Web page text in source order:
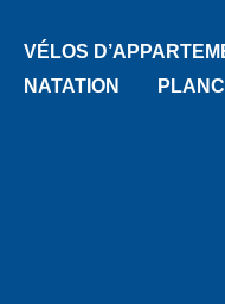
VÉLOS
NATATION